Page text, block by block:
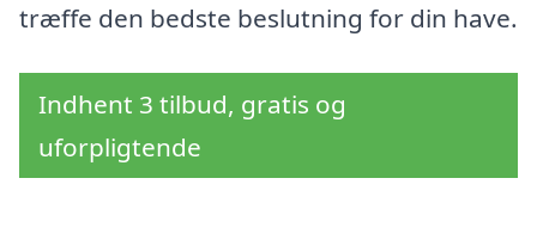
træffe den bedste beslutning for din have.
Indhent 3 tilbud, gratis og
uforpligtende